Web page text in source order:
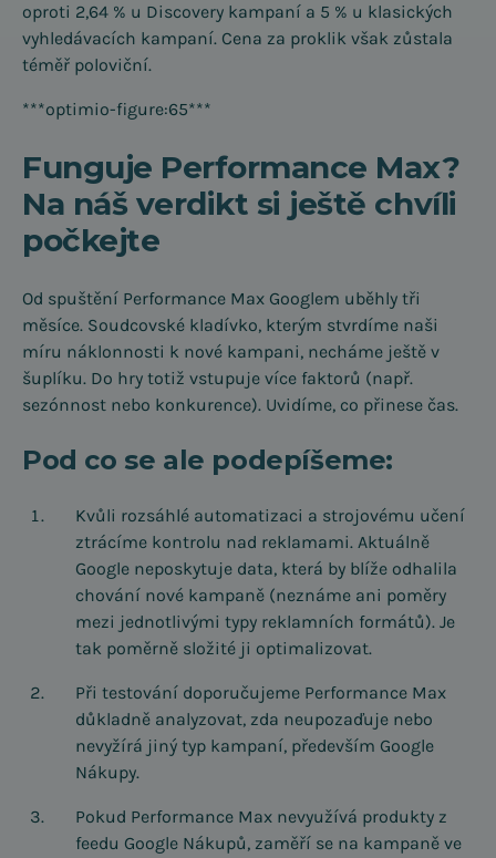
oproti 2,64 % u Discovery kampaní a 5 % u klasických
vyhledávacích kampaní. Cena za proklik však zůstala
téměř poloviční.
***optimio-figure:65***
Funguje Performance Max?
Na náš verdikt si ještě chvíli
počkejte
Od spuštění Performance Max Googlem uběhly tři
měsíce. Soudcovské kladívko, kterým stvrdíme naši
míru náklonnosti k nové kampani, necháme ještě v
šuplíku. Do hry totiž vstupuje více faktorů (např.
sezónnost nebo konkurence). Uvidíme, co přinese čas.
Pod co se ale podepíšeme:
Kvůli rozsáhlé automatizaci a strojovému učení
ztrácíme kontrolu nad reklamami. Aktuálně
Google neposkytuje data, která by blíže odhalila
chování nové kampaně (neznáme ani poměry
mezi jednotlivými typy reklamních formátů). Je
tak poměrně složité ji optimalizovat.
Při testování doporučujeme Performance Max
důkladně analyzovat, zda neupozaďuje nebo
nevyžírá jiný typ kampaní, především Google
Nákupy.
Pokud Performance Max nevyužívá produkty z
feedu Google Nákupů, zaměří se na kampaně ve